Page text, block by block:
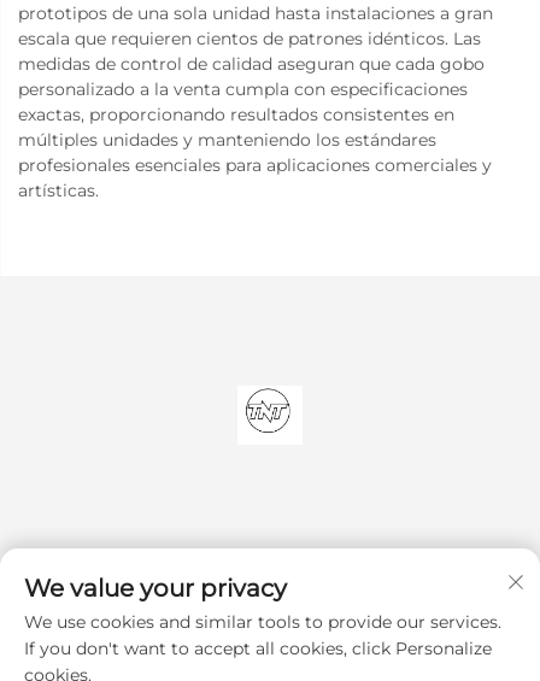
prototipos de una sola unidad hasta instalaciones a gran
escala que requieren cientos de patrones idénticos. Las
medidas de control de calidad aseguran que cada gobo
personalizado a la venta cumpla con especificaciones
exactas, proporcionando resultados consistentes en
múltiples unidades y manteniendo los estándares
profesionales esenciales para aplicaciones comerciales y
artísticas.
Suscribirse
We value your privacy
We use cookies and similar tools to provide our services.
If you don't want to accept all cookies, click Personalize
cookies.